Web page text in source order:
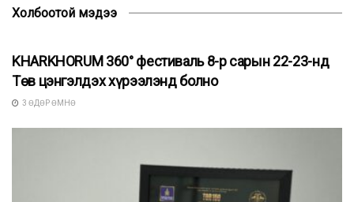
Холбоотой мэдээ
KHARKHORUM 360° фестиваль 8-р сарын 22-23-нд
Төв цэнгэлдэх хүрээлэнд болно
3 ӨДӨР ӨМНӨ